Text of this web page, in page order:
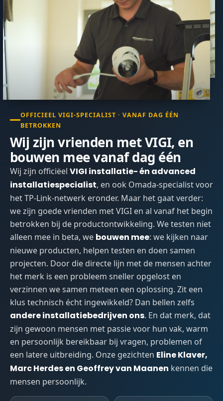
OFFICIEEL VIGI-SPECIALIST · VANAF DAG ÉÉN
BETROKKEN
Wij zijn vrienden met VIGI, en
bouwen mee vanaf dag één
Wij zijn officiëel VIGI installatie- én advanced
installatiespecialist, en ook Omada-specialist voor
het TP-Link-netwerk eronder. Maar het gaat verder:
we zijn goede vrienden met VIGI en al vanaf het begin
betrokken bij de productontwikkeling. We testen niet
alleen mee in beta, we bouwen mee: we kijken naar
nieuwe producten, helpen testen en doen samen
projecten. Door die directe lijn met de mensen achter
het merk is een probleem sneller opgelost en
verzinnen we samen meteen een oplossing. Zit een
klus technisch écht ingewikkeld? Dan bellen zelfs
andere installatiebedrijven ons. En dat merk, dat
zijn gewoon mensen met passie voor hun vak, warm
en persoonlijk bereikbaar bij vragen, problemen of
een latere uitbreiding. Onze gezichten Eline Klaver,
Marc Herdes en Geoffrey van Maanen kennen die
mensen persoonlijk.